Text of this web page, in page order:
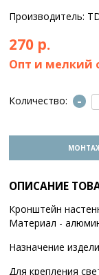
Производитель:
270 р.
Опт и мелкий
Количество: -
ОПИСАНИЕ
Кронштейн
Материал -
Назначение
Для крепления